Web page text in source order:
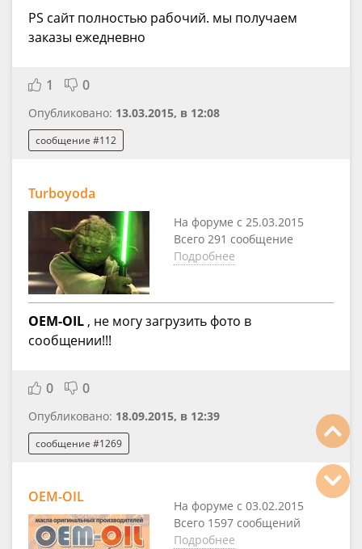
PS сайт полностью рабочий. мы получаем
заказы ежедневно
1 0
Опубликовано: 13.03.2015, в 12:08
сообщение #112
Turboyoda
На форуме с 25.03.2015
Всего 291 сообщение
Подробнее
OEM-OIL , не могу загрузить фото в
сообщении!!!
0 0
Опубликовано: 18.09.2015, в 12:39
сообщение #1269
OEM-OIL
На форуме с 03.02.2015
Всего 1597 сообщений
Подробнее